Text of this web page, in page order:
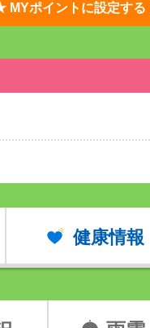
MYポイントに設定する
健康情報